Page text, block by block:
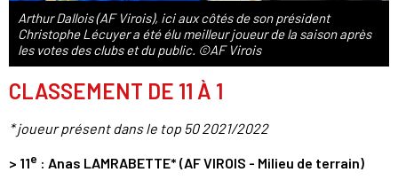
Arthur Dallois (AF Virois), ici aux côtés de son président
Christophe Lécuyer a été élu meilleur joueur de la saison après
les votes des clubs et du public. ©AF Virois
CLASSEMENT DE 11 À 1
* joueur présent dans le top 50 2021/2022
> 11e : Anas LAMRABETTE* (AF VIROIS - Milieu de terrain)